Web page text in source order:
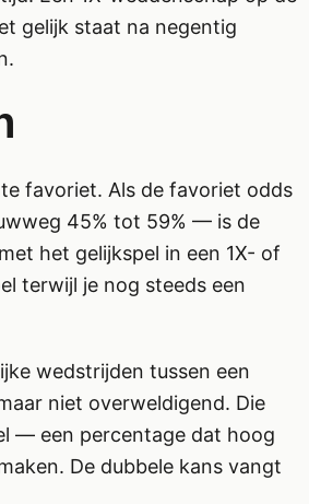
gelijk staat na negentig
favoriet. Als de favoriet odds
45% tot 59% — is de
het gelijkspel in een 1X- of
terwijl je nog steeds een
wedstrijden tussen een
niet overweldigend. Die
— een percentage dat hoog
De dubbele kans vangt